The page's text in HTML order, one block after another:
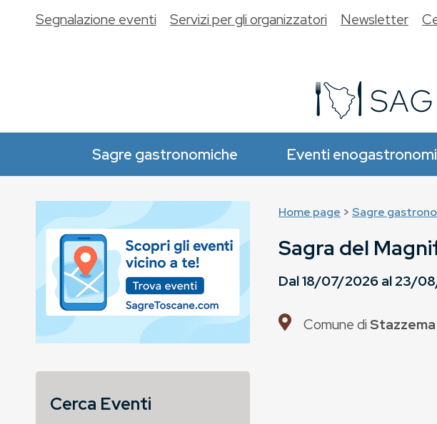
Sagre gastronomiche Eventi
Segnalazione eventi Servizi per gli organizzatori Newsletter
Home page > Sagre
Sagra del
Dal18/07/2026al23/
Comune diStazzema
Cerca Eventi